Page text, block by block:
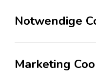
84533
Notwendige
Marketing